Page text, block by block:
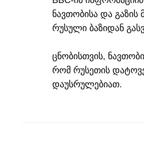
ნავთობისა და
რუსული ბაზიდან
ცნობისთვის,
რომ რუსეთის
დაუსრულებიათ.